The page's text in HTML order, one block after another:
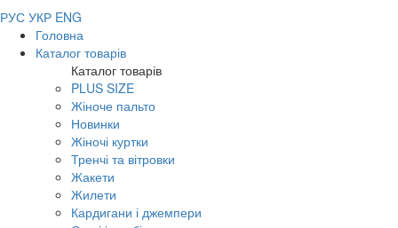
РУС УКР ENG
Головна
Каталог товарів
Каталог товарів
PLUS SIZE
Жіноче пальто
Новинки
Жіночі куртки
Тренчі та вітровки
Жакети
Жилети
Кардигани і джемпери